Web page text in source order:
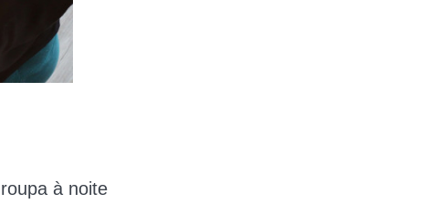
à noite